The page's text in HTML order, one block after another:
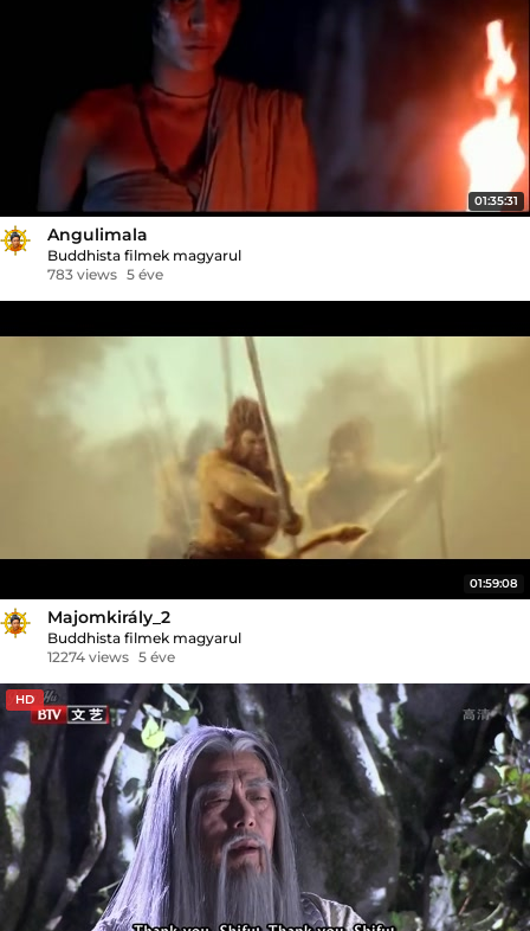
01:35:31
Angulimala
Buddhista filmek magyarul
783 views 5 éve
01:59:08
Majomkirály_2
Buddhista filmek magyarul
12274 views 5 éve
HD